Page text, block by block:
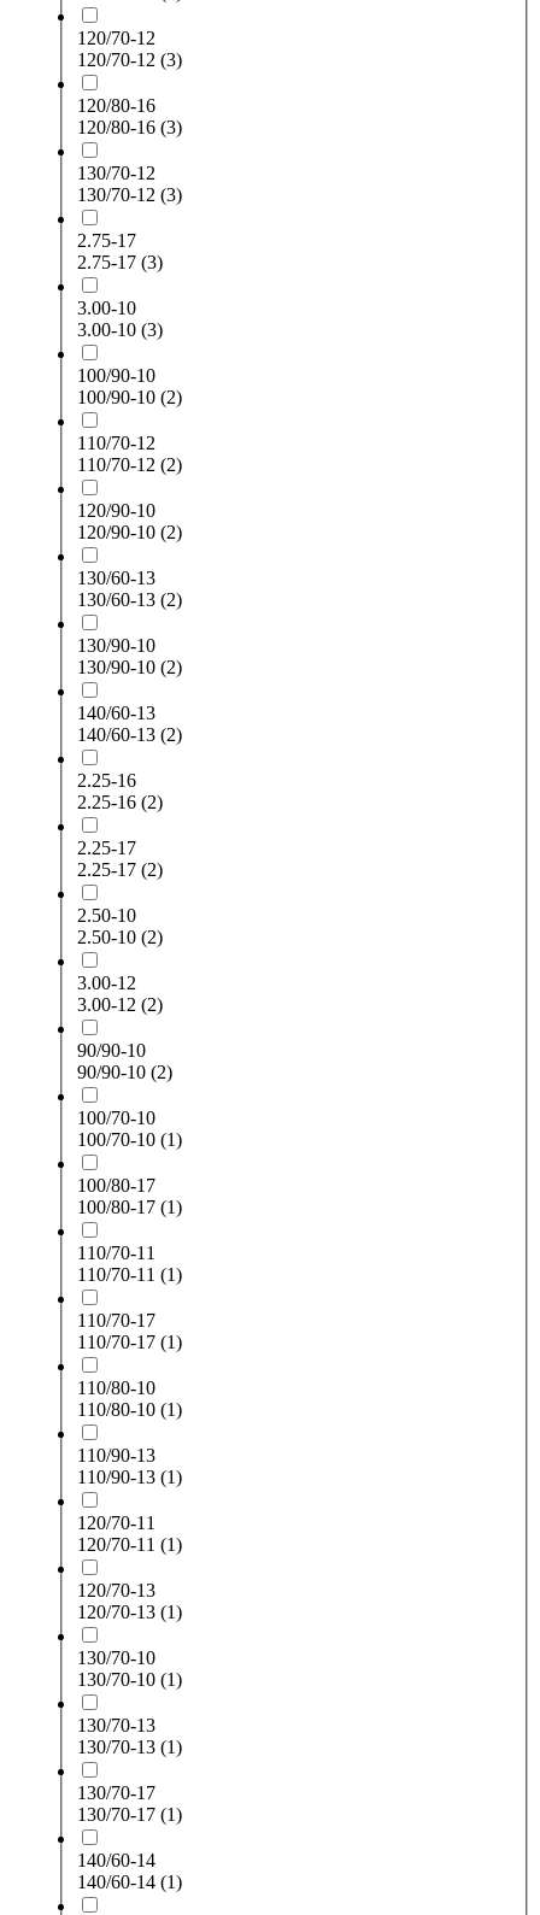
120/70-12
120/70-12 (3)
120/80-16
120/80-16 (3)
130/70-12
130/70-12 (3)
2.75-17
2.75-17 (3)
3.00-10
3.00-10 (3)
100/90-10
100/90-10 (2)
110/70-12
110/70-12 (2)
120/90-10
120/90-10 (2)
130/60-13
130/60-13 (2)
130/90-10
130/90-10 (2)
140/60-13
140/60-13 (2)
2.25-16
2.25-16 (2)
2.25-17
2.25-17 (2)
2.50-10
2.50-10 (2)
3.00-12
3.00-12 (2)
90/90-10
90/90-10 (2)
100/70-10
100/70-10 (1)
100/80-17
100/80-17 (1)
110/70-11
110/70-11 (1)
110/70-17
110/70-17 (1)
110/80-10
110/80-10 (1)
110/90-13
110/90-13 (1)
120/70-11
120/70-11 (1)
120/70-13
120/70-13 (1)
130/70-10
130/70-10 (1)
130/70-13
130/70-13 (1)
130/70-17
130/70-17 (1)
140/60-14
140/60-14 (1)